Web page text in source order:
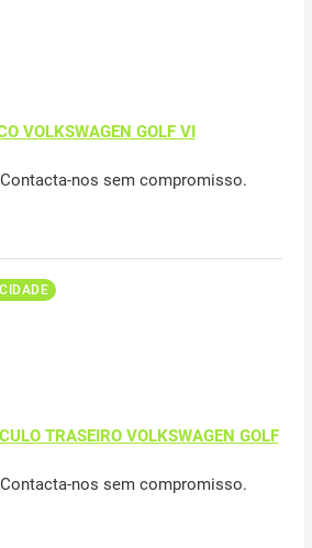
VOLKSWAGEN GOLF VI
nos sem compromisso.
TRASEIRO VOLKSWAGEN GOLF
nos sem compromisso.